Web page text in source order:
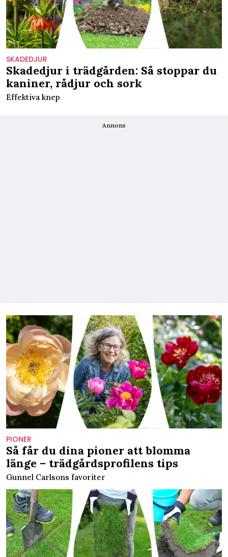
SKADEDJUR
Skadedjur i trädgården: Så stoppar du
kaniner, rådjur och sork
Effektiva knep
Annons
PIONER
Så får du dina pioner att blomma
länge – trädgårdsprofilens tips
Gunnel Carlsons favoriter